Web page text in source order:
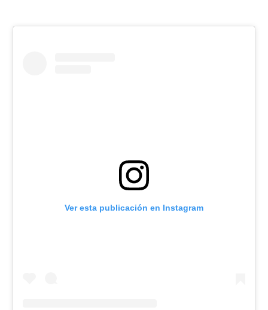
Ver esta publicación en Instagram